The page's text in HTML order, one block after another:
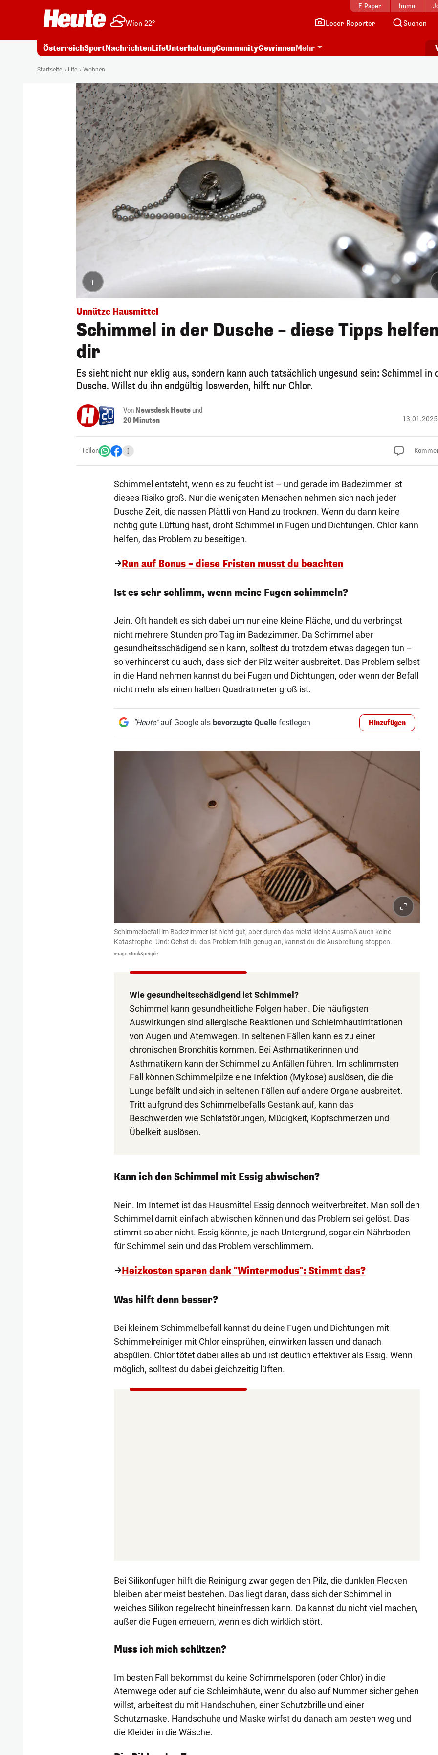
E-Paper Immo
Wien 22° Leser-Reporter Suchen
ÖsterreichSportNachrichtenLifeUnterhaltungCommunityGewinnenMehr
Startseite Life Wohnen
i
Unnütze Hausmittel
Schimmel in der Dusche – diese Tipps
dir
Es sieht nicht nur eklig aus, sondern kann auch tatsächlich ungesund sein: Schimmel in
Dusche. Willst du ihn endgültig loswerden, hilft nur Chlor.
Von Newsdesk Heute und
20 Minuten
Teilen
Schimmel entsteht, wenn es zu feucht ist – und gerade im Badezimmer ist
dieses Risiko groß. Nur die wenigsten Menschen nehmen sich nach jeder
Dusche Zeit, die nassen Plättli von Hand zu trocknen. Wenn du dann keine
richtig gute Lüftung hast, droht Schimmel in Fugen und Dichtungen. Chlor kann
helfen, das Problem zu beseitigen.
Run auf Bonus – diese Fristen musst du beachten
Ist es sehr schlimm, wenn meine Fugen schimmeln?
Jein. Oft handelt es sich dabei um nur eine kleine Fläche, und du verbringst
nicht mehrere Stunden pro Tag im Badezimmer. Da Schimmel aber
gesundheitsschädigend sein kann, solltest du trotzdem etwas dagegen tun –
so verhinderst du auch, dass sich der Pilz weiter ausbreitet. Das Problem selbst
in die Hand nehmen kannst du bei Fugen und Dichtungen, oder wenn der Befall
nicht mehr als einen halben Quadratmeter groß ist.
"Heute"auf Google als bevorzugte Quellefestlegen Hinzufügen
Schimmelbefall im Badezimmer ist nicht gut, aber durch das meist kleine Ausmaß auch keine
Katastrophe. Und: Gehst du das Problem früh genug an, kannst du die Ausbreitung stoppen.
imago stock&people
Wie gesundheitsschädigend ist Schimmel?
Schimmel kann gesundheitliche Folgen haben. Die häufigsten
Auswirkungen sind allergische Reaktionen und Schleimhautirritationen
von Augen und Atemwegen. In seltenen Fällen kann es zu einer
chronischen Bronchitis kommen. Bei Asthmatikerinnen und
Asthmatikern kann der Schimmel zu Anfällen führen. Im schlimmsten
Fall können Schimmelpilze eine Infektion (Mykose) auslösen, die die
Lunge befällt und sich in seltenen Fällen auf andere Organe ausbreitet.
Tritt aufgrund des Schimmelbefalls Gestank auf, kann das
Beschwerden wie Schlafstörungen, Müdigkeit, Kopfschmerzen und
Übelkeit auslösen.
Kann ich den Schimmel mit Essig abwischen?
Nein. Im Internet ist das Hausmittel Essig dennoch weitverbreitet. Man soll den
Schimmel damit einfach abwischen können und das Problem sei gelöst. Das
stimmt so aber nicht. Essig könnte, je nach Untergrund, sogar ein Nährboden
für Schimmel sein und das Problem verschlimmern.
Heizkosten sparen dank "Wintermodus": Stimmt das?
Was hilft denn besser?
Bei kleinem Schimmelbefall kannst du deine Fugen und Dichtungen mit
Schimmelreiniger mit Chlor einsprühen, einwirken lassen und danach
abspülen. Chlor tötet dabei alles ab und ist deutlich effektiver als Essig. Wenn
möglich, solltest du dabei gleichzeitig lüften.
Bei Silikonfugen hilft die Reinigung zwar gegen den Pilz, die dunklen Flecken
bleiben aber meist bestehen. Das liegt daran, dass sich der Schimmel in
weiches Silikon regelrecht hineinfressen kann. Da kannst du nicht viel machen,
außer die Fugen erneuern, wenn es dich wirklich stört.
Muss ich mich schützen?
Im besten Fall bekommst du keine Schimmelsporen (oder Chlor) in die
Atemwege oder auf die Schleimhäute, wenn du also auf Nummer sicher gehen
willst, arbeitest du mit Handschuhen, einer Schutzbrille und einer
Schutzmaske. Handschuhe und Maske wirfst du danach am besten weg und
die Kleider in die Wäsche.